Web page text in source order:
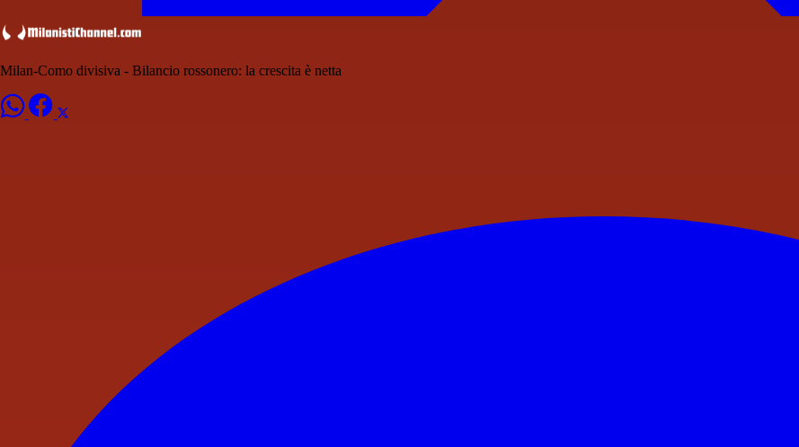
Milan-Como divisiva - Bilancio rossonero: la crescita è netta